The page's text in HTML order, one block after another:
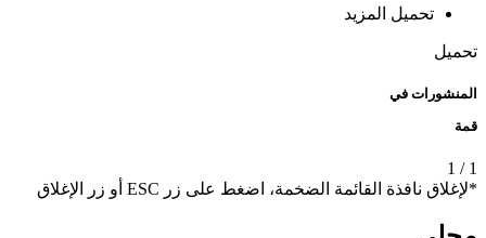
تحميل المزيد
تحميل
المنشورات في
قمة
1
/
1
*لإغلاق نافذة القائمة الضخمة، اضغط على زر ESC أو زر الإغلاق